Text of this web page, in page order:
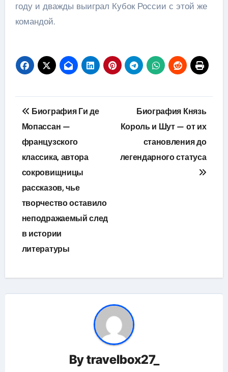
году и дважды выиграл Кубок России с этой же
командой.
Навигация
по
записям
Биография Ги де
Мопассан —
французского
классика, автора
сокровищницы
рассказов, чье
творчество оставило
неподражаемый след
в истории
литературы
Биография Князь
Король и Шут — от их
становления до
легендарного статуса
Bytravelbox27_